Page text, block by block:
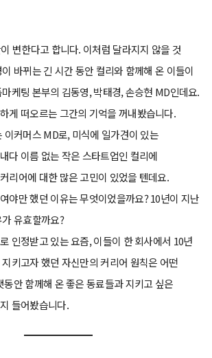
변한다고 합니다. 이처럼 달라지지 않을 것
바뀌는 긴 시간 동안 컬리와 함께해 온 이들이
케팅 본부의 김동영, 박태경, 손승현 MD인데요.
게 떠오르는 그간의 기억을 꺼내봤습니다.
이커머스 MD로, 미식에 일가견이 있는
다 이름 없는 작은 스타트업인 컬리에
리어에 대한 많은 고민이 있었을 텐데요.
야만 했던 이유는 무엇이었을까요? 10년이 지난
유효할까요?
인정받고 있는 요즘, 이들이 한 회사에서 10년
키고자 했던 자신만의 커리어 원칙은 어떤
동안 함께해 온 좋은 동료들과 지키고 싶은
들어봤습니다.